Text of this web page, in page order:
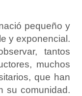
pequeño y
y exponencial.
tantos
muchos
que han
su comunidad.